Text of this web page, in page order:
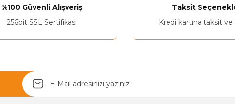
%100 Güvenli Alışveriş
256bit SSL Sertifikası
Taksit
Kredi kartına taksit ve